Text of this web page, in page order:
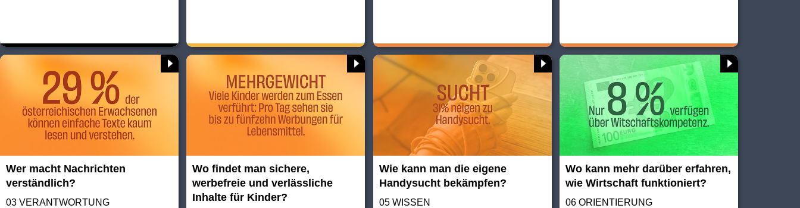
Wer macht Nachrichten
verständlich?
03 VERANTWORTUNG
Wo findet man sichere,
werbefreie und verlässliche
Inhalte für Kinder?
Wie kann man die eigene
Handysucht bekämpfen?
05 WISSEN
Wo kann mehr darüber erfahren,
wie Wirtschaft funktioniert?
06 ORIENTIERUNG